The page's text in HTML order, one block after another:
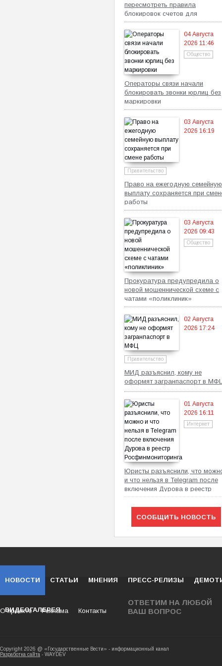
пересмотреть правила
блокировок счетов для
самозанятых
04 Августа
2026 11:46
Общество
Операторы связи начали
блокировать звонки юрлиц без
маркировки
03 Августа
2026 16:19
Правительство
Право на ежегодную семейную
выплату сохраняется при
работы
03 Августа
2026 09:43
Общество
Прокуратура предупредила о
новой мошеннической схеме с
чатами «поликлиник»
02 Августа
2026 17:24
Правительство
МИД разъяснил, кому не
оформят загранпаспорт в
01 Августа
2026 16:11
Интернет
Юристы разъяснили, что
и что нельзя в Telegram после
включения Дурова в реестр
Росфинмониторинга
СООБЩИТЬ НОВОСТЬ
НОВОСТИ СТАТЬИ МНЕНИЯ ПРЕСС-РЕЛИЗЫ
ВИДЕОГАЛЕРЕЯ
ОТВЕТИМ НА ЛЮБОЙ
ВАШ ВОПРОС
О проекте Реклама Контакты
Copyright 2026 @ «Государственные Вести» -
Разработка сайта - WAYDEV